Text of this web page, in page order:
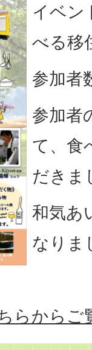
イベン
べる移
参加者
参加者
て、食
だきま
和気あ
なりま
らからご